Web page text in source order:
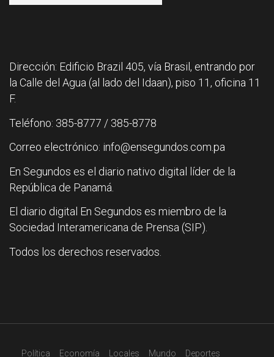
Dirección: Edificio Brazil 405, vía Brasil, entrando por
la Calle del Agua (al lado del Idaan), piso 11, oficina 11
F.
Teléfono: 385-8777 / 385-8778
Correo electrónico: info@ensegundos.com.pa
En Segundos es el diario nativo digital líder de la
República de Panamá.
El diario digital En Segundos es miembro de la
Sociedad Interamericana de Prensa (SIP).
Todos los derechos reservados.
Política Economía Locales Mundo Deportes